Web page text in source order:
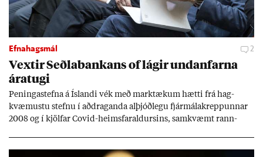
Efnahagsmál 2
Vext­ir Seðla­bank­ans of lág­ir und­an­farna
ára­tugi
Pen­inga­stefna á Ís­landi vék með mark­tæk­um hætti frá hag­
kvæm­ustu stefnu í að­drag­anda al­þjóð­legu fjár­málakrepp­unn­ar
2008 og í kjöl­far Covid-heims­far­ald­urs­ins, sam­kvæmt rann­